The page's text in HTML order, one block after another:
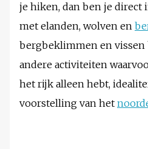
je hiken, dan ben je direct
met elanden, wolven en
bergbeklimmen en vissen
andere activiteiten
het rijk alleen hebt,
voorstelling van het